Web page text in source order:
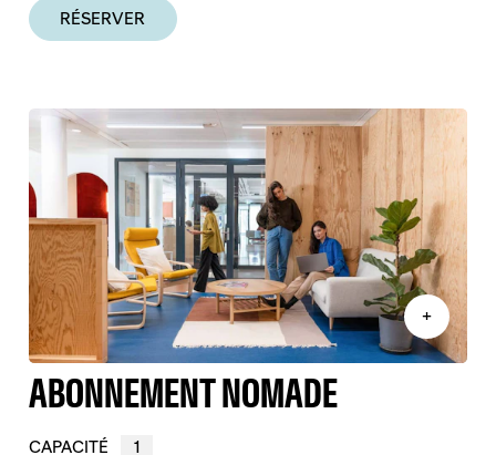
RÉSERVER
+
ABONNEMENT NOMADE
CAPACITÉ 1